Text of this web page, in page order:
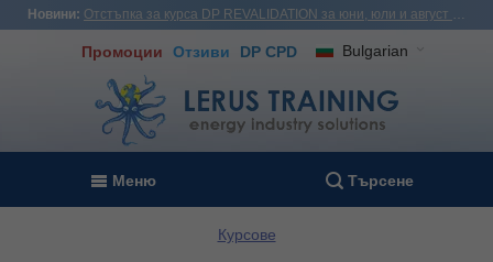
Новини: Отстъпка за курса DP REVALIDATION за юни, юли и август - USD1,000! Виетнам, Турция, Малайзия
Промоции Отзиви DP CPD Bulgarian
Меню Търсене
Курсове